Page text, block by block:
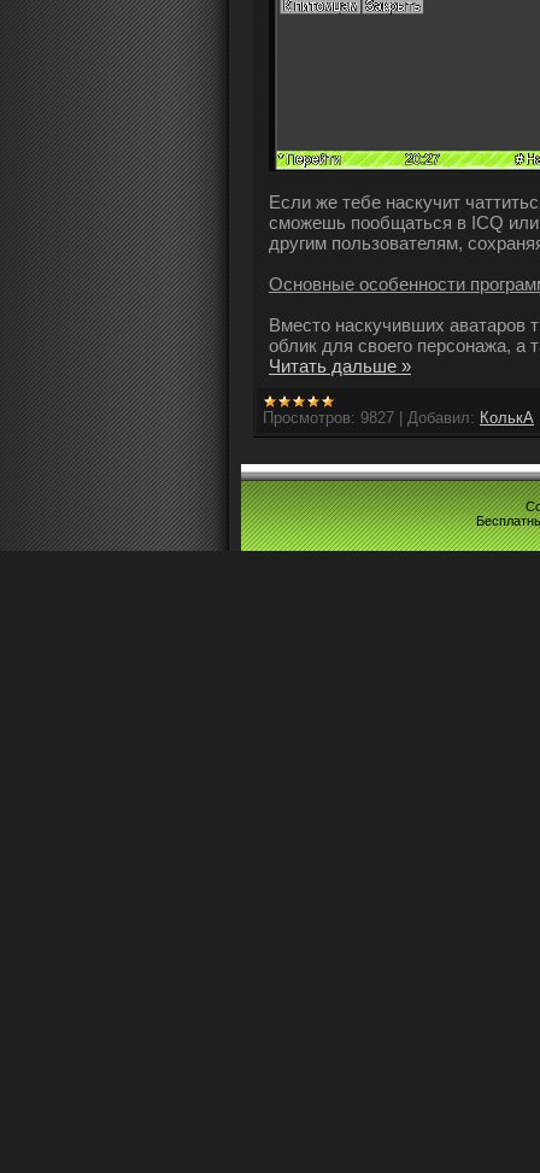
Если же тебе наскучит
сможешь пообщаться в ICQ
другим пользователям,
Основные особенности
Вместо наскучивших
облик для своего персонажа, а
Читать дальше »
Просмотров: 9827 Добавил: КолькА